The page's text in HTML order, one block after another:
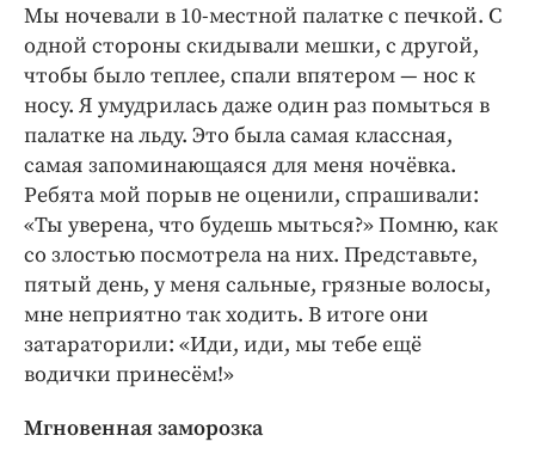
Мы ночевали в 10-местной палатке с печкой. С
одной стороны скидывали мешки, с другой,
чтобы было теплее, спали впятером — нос к
носу. Я умудрилась даже один раз помыться в
палатке на льду. Это была самая классная,
самая запоминающаяся для меня ночёвка.
Ребята мой порыв не оценили, спрашивали:
«Ты уверена, что будешь мыться?» Помню, как
со злостью посмотрела на них. Представьте,
пятый день, у меня сальные, грязные волосы,
мне неприятно так ходить. В итоге они
затараторили: «Иди, иди, мы тебе ещё
водички принесём!»
Мгновенная заморозка